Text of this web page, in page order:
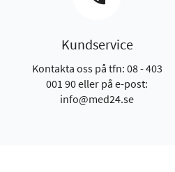
Kundservice
Kontakta oss på tfn: 08 - 403
001 90 eller på e-post:
info@med24.se